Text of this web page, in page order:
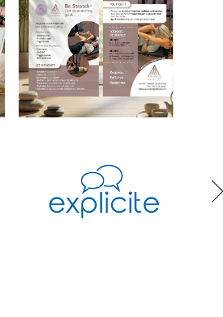
Jean
Martinez
Carte de visite recto
verso sobre et chic
pour un producteur et
metteur en scène.
AEQUOS
Flyer A6 recto verso
pour Be Stretch,